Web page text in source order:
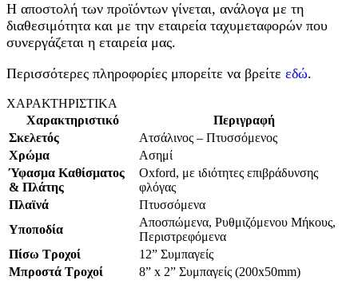
Η αποστολή των προϊόντων γίνεται, ανάλογα με τη
διαθεσιμότητα και με την εταιρεία ταχυμεταφορών που
συνεργάζεται η εταιρεία μας.
Περισσότερες πληροφορίες μπορείτε να βρείτε εδώ.
ΧΑΡΑΚΤΗΡΙΣΤΙΚΑ
Χαρακτηριστικό
Περιγραφή
Σκελετός
Ατσάλινος – Πτυσσόμενος
Χρώμα
Ασημί
Ύφασμα Καθίσματος
& Πλάτης
Oxford, με ιδιότητες επιβράδυνσης
φλόγας
Πλαϊνά
Πτυσσόμενα
Υποποδία
Αποσπώμενα, Ρυθμιζόμενου Μήκους,
Περιστρεφόμενα
Πίσω Τροχοί
12” Συμπαγείς
Μπροστά Τροχοί
8” x 2” Συμπαγείς (200x50mm)